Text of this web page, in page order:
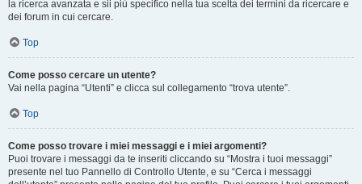
la ricerca avanzata e sii più specifico nella tua scelta dei termini da ricercare e
dei forum in cui cercare.
Top
Come posso cercare un utente?
Vai nella pagina “Utenti” e clicca sul collegamento “trova utente”.
Top
Come posso trovare i miei messaggi e i miei argomenti?
Puoi trovare i messaggi da te inseriti cliccando su “Mostra i tuoi messaggi”
presente nel tuo Pannello di Controllo Utente, e su “Cerca i messaggi